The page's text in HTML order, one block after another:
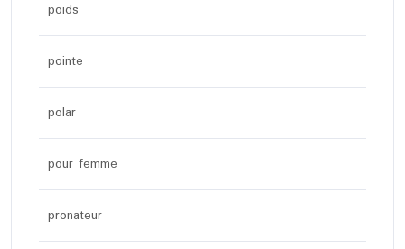
poids
pointe
polar
pour femme
pronateur